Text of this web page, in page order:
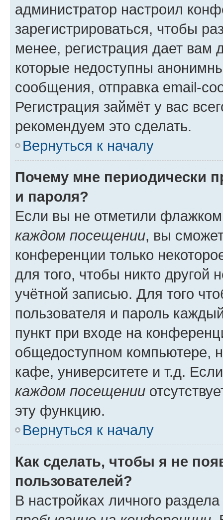
администратор настроил
зарегистрироваться, чтобы
менее, регистрация дает вам
которые недоступны
сообщения, отправка email-
Регистрация займёт у вас
рекомендуем это сделать.
Вернуться к началу
Почему мне периодически
и пароля?
Если вы не отметили
каждом посещении, вы
конференции только
для того, чтобы никто другой
учётной записью. Для того
пользователя и пароль
пункт при входе на
общедоступном компьютере,
кафе, университете и т.д.
каждом посещении
эту функцию.
Вернуться к началу
Как сделать, чтобы я не
пользователей?
В настройках личного